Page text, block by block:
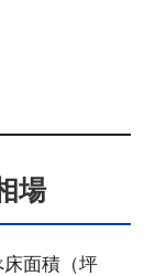
場
面積（坪